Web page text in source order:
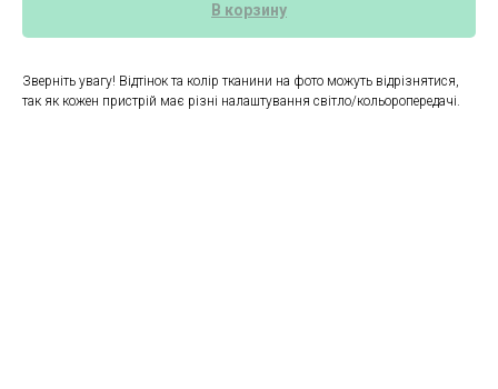
В корзину
Зверніть увагу! Відтінок та колір тканини на фото можуть відрізнятися,
так як кожен пристрій має різні налаштування світло/кольоропередачі.